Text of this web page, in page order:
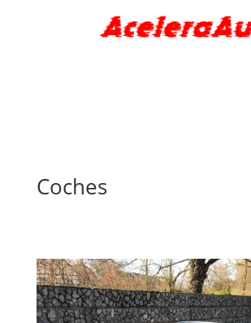
Coches